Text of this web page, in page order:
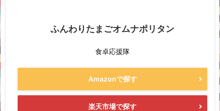
ふんわりたまごオムナポリタン
食卓応援隊
Amazonで探す
楽天市場で探す